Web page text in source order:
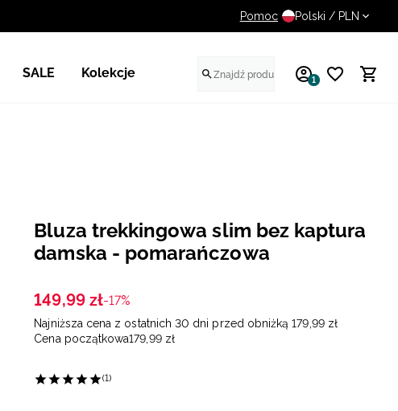
UWAGA NA FAŁSZYWE
Pomoc Polski / PLN
SALE Kolekcje 1
Bluza trekkingowa slim bez kaptura
damska - pomarańczowa
149,99 zł-17%
Najniższa cena z ostatnich 30 dni przed obniżką 179 99 zł
Cena początkowa179 99 zł
(1)